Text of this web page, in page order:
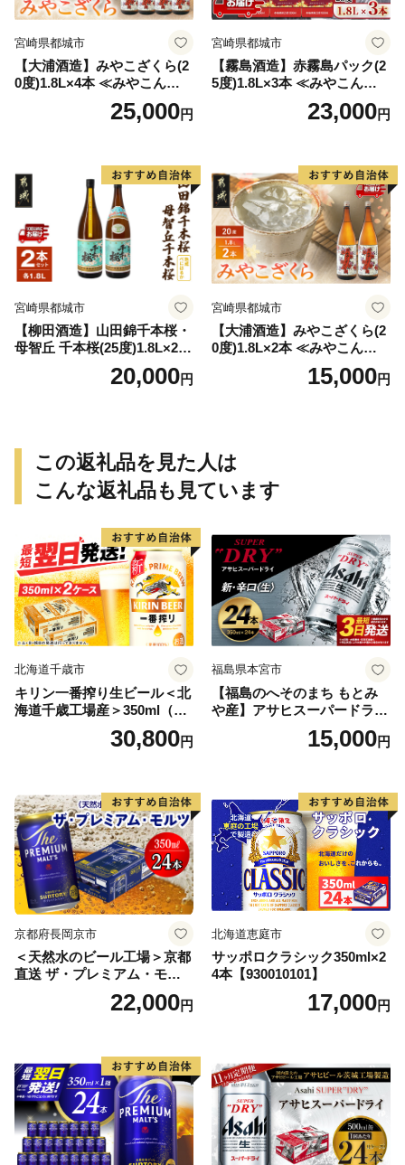
宮崎県都城市
【大浦酒造】みやこざくら(2
0度)1.8L×4本 ≪みやこんじょ
特急便≫_AD-077125,000円
宮崎県都城市
【霧島酒造】赤霧島パック(2
5度)1.8L×3本 ≪みやこんじょ
特急便≫_23-07-K03P-1800-3
23,000円
宮崎県都城市
【柳田酒造】山田錦千本桜・
母智丘 千本桜(25度)1.8L×2本
≪みやこんじょ特急便≫_AC
20,000円
宮崎県都城市
【大浦酒造】みやこざくら(2
0度)1.8L×2本 ≪みやこんじょ
特急便≫_MJ-077115,000円
この返礼品を見た人は
こんな返礼品も見ています
北海道千歳市
キリン一番搾り生ビール＜北
海道千歳工場産＞350ml（24
30,800円
福島県本宮市
【福島のへそのまち もとみ
や産】アサヒスーパードライ
350ml×24本 合計8.4L 1ケー
ス アルコール度数5% 缶ビー
口 送料無料 カメイ 本宮市
【07214-0206】
15,000円
京都府長岡京市
＜天然水のビール工場＞京都
直送 ザ・プレミアム・モル
ツ 350ml×24本 プレモル [149
22,000円
北海道恵庭市
サッポロクラシック350ml×2
4本【930010101】
17,000円